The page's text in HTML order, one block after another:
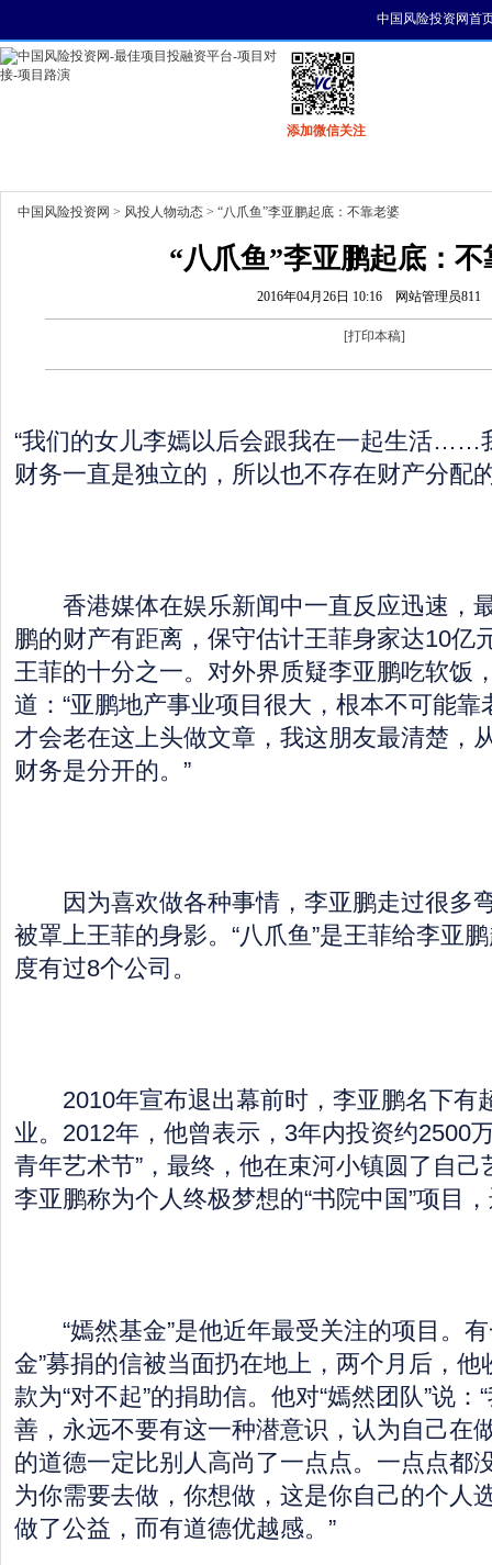
中国风险投资网首
添加微信关注
中国风险投资网 > 风投人物动态 > “八爪鱼”李亚鹏起底：不靠老婆
“八爪鱼”李亚鹏起底：不
2016年04月26日 10:16 网站管理员811
[打印本稿]
“我们的女儿李嫣以后会跟我在一起生活……
财务一直是独立的，所以也不存在财产分配
香港媒体在娱乐新闻中一直反应迅速，
鹏的财产有距离，保守估计王菲身家达10亿
王菲的十分之一。对外界质疑李亚鹏吃软饭
道：“亚鹏地产事业项目很大，根本不可能
才会老在这上头做文章，我这朋友最清楚，
财务是分开的。”
因为喜欢做各种事情，李亚鹏走过很多
被罩上王菲的身影。“八爪鱼”是王菲给李亚
度有过8个公司。
2010年宣布退出幕前时，李亚鹏名下有
业。2012年，他曾表示，3年内投资约2500
青年艺术节”，最终，他在束河小镇圆了自
李亚鹏称为个人终极梦想的“书院中国”项目
“嫣然基金”是他近年最受关注的项目。有
金”募捐的信被当面扔在地上，两个月后，
款为“对不起”的捐助信。他对“嫣然团队”说
善，永远不要有这一种潜意识，认为自己在
的道德一定比别人高尚了一点点。一点点都
为你需要去做，你想做，这是你自己的个人
做了公益，而有道德优越感。”